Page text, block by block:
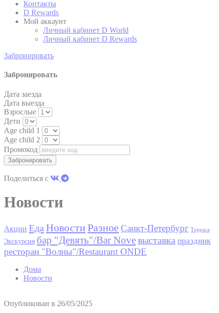
привычки в Интернете в маркетинговых целях.
Пользовательские данные рекламы
Дать согласие на отправку пользовательских данных,
Предоставить согласие третьим лицам на
персонализированную рекламу
Подтвердить выбор
Контакты
D Rewards
Мой аккаунт
Личный кабинет D World
Личный кабинет D Rewards
Забронировать
Забронировать
Дата заезда
Дата выезда
Взрослые
Дети
Age child 1
Age child 2
Промокод
Поделиться с
Новости
Акции ЕдаНовости Разное Санкт-Петербург Терраса
Экскурсия бар "Девять"/Bar Noveвыставка праздник
ресторан "Волны"/Restaurant ONDE
Дома
Новости
Опубликован в 26/05/2025